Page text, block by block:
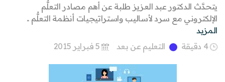
يتحدَّث الدكتور عبد العزيز طلبة عن أهم مصادر التعلُّم
الإلكتروني مع سرد لأساليب واستراتيجيات أنظمة التعلُّم ..
المزيد
4 دقيقة
التعليم عن بعد 5 فبراير 2015